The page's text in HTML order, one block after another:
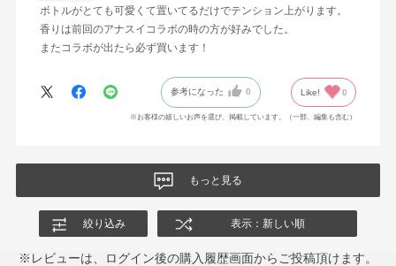
ボトルがとても可愛くて置いてるだけでテンション上がります。
香りは前回のアナスイコラボの時の方が好みでした。
またコラボが出たら必ず買います！
参考になった 0 Like! 0
※お客様の嬉しいお声を選び、掲載しています。（一部、編集も含む）
もっと見る
絞り込み 表示：新しい順
※レビューは、ログイン後の購入履歴画面からご投稿頂けます。